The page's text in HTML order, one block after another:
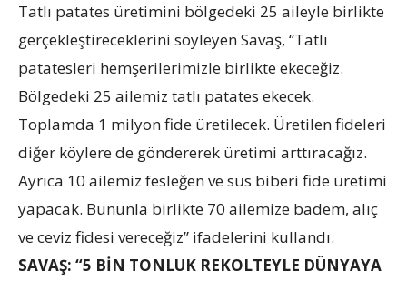
Tatlı patates üretimini bölgedeki 25 aileyle birlikte
gerçekleştireceklerini söyleyen Savaş, “Tatlı
patatesleri hemşerilerimizle birlikte ekeceğiz.
Bölgedeki 25 ailemiz tatlı patates ekecek.
Toplamda 1 milyon fide üretilecek. Üretilen fideleri
diğer köylere de göndererek üretimi arttıracağız.
Ayrıca 10 ailemiz fesleğen ve süs biberi fide üretimi
yapacak. Bununla birlikte 70 ailemize badem, alıç
ve ceviz fidesi vereceğiz” ifadelerini kullandı.
SAVAŞ: “5 BİN TONLUK REKOLTEYLE DÜNYAYA